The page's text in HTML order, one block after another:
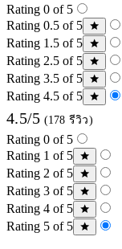
Rating 0 of 5
Rating 0.5 of 5
Rating 1.5 of 5
Rating 2.5 of 5
Rating 3.5 of 5
Rating 4.5 of 5
4.5/5 (178 รีวิว)
Rating 0 of 5
Rating 1 of 5
Rating 2 of 5
Rating 3 of 5
Rating 4 of 5
Rating 5 of 5